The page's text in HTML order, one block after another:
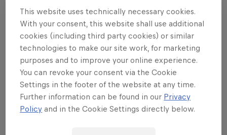
pranishëm në pikën e nisjes 10 minuta para fillimit të
Cila është mosha minimale për të konkurruar?
Garuesit nga 18 vjeç e lart lejohen të marin pjesë në
këtë garë.Garuesëve mund t'u kërkohet gjithashtu
të verifikojnë moshën e tyre. Ju lutemi sigurohuni
This website uses technically necessary cookies.
With your consent, this website shall use additional
cookies (including third party cookies) or similar
technologies to make our site work, for marketing
purposes and to improve your online experience.
You can revoke your consent via the Cookie
Settings in the footer of the website at any time.
Further information can be found in our Privacy
Policy and in the Cookie Settings directly below.